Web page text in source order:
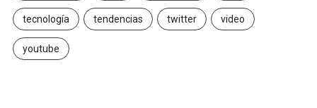
tecnología tendencias twitter video
youtube